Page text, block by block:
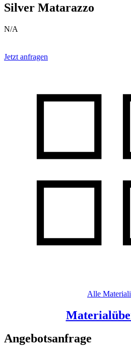
Silver Matarazzo
N/A
Jetzt anfragen
Alle
Angebotsanfrage